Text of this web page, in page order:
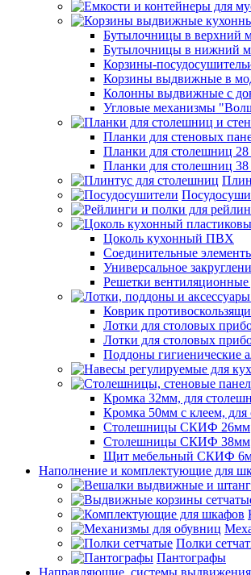
Бутылочницы в верхний
Бутылочницы в нижний
Корзины-
Корзины выдвижные в
Колонны выдвижные с
Угловые механизмы
Планки для стеновых
Планки для столешниц
Планки для столешниц
Цоколь кухонный ПВХ
Соединительные
Универсальное
Решетки вентиляционные
Коврик
Лотки для столовых
Лотки для столовых
Поддоны гигиенические
Кромка 32мм, для
Кромка 50мм с клеем, для
Столешницы СКИФ 26мм
Столешницы СКИФ 38мм
Щит мебельный СКИФ
Наполнение и комплектующие для
Полки
Пантографы
Направляющие, системы выдвижения